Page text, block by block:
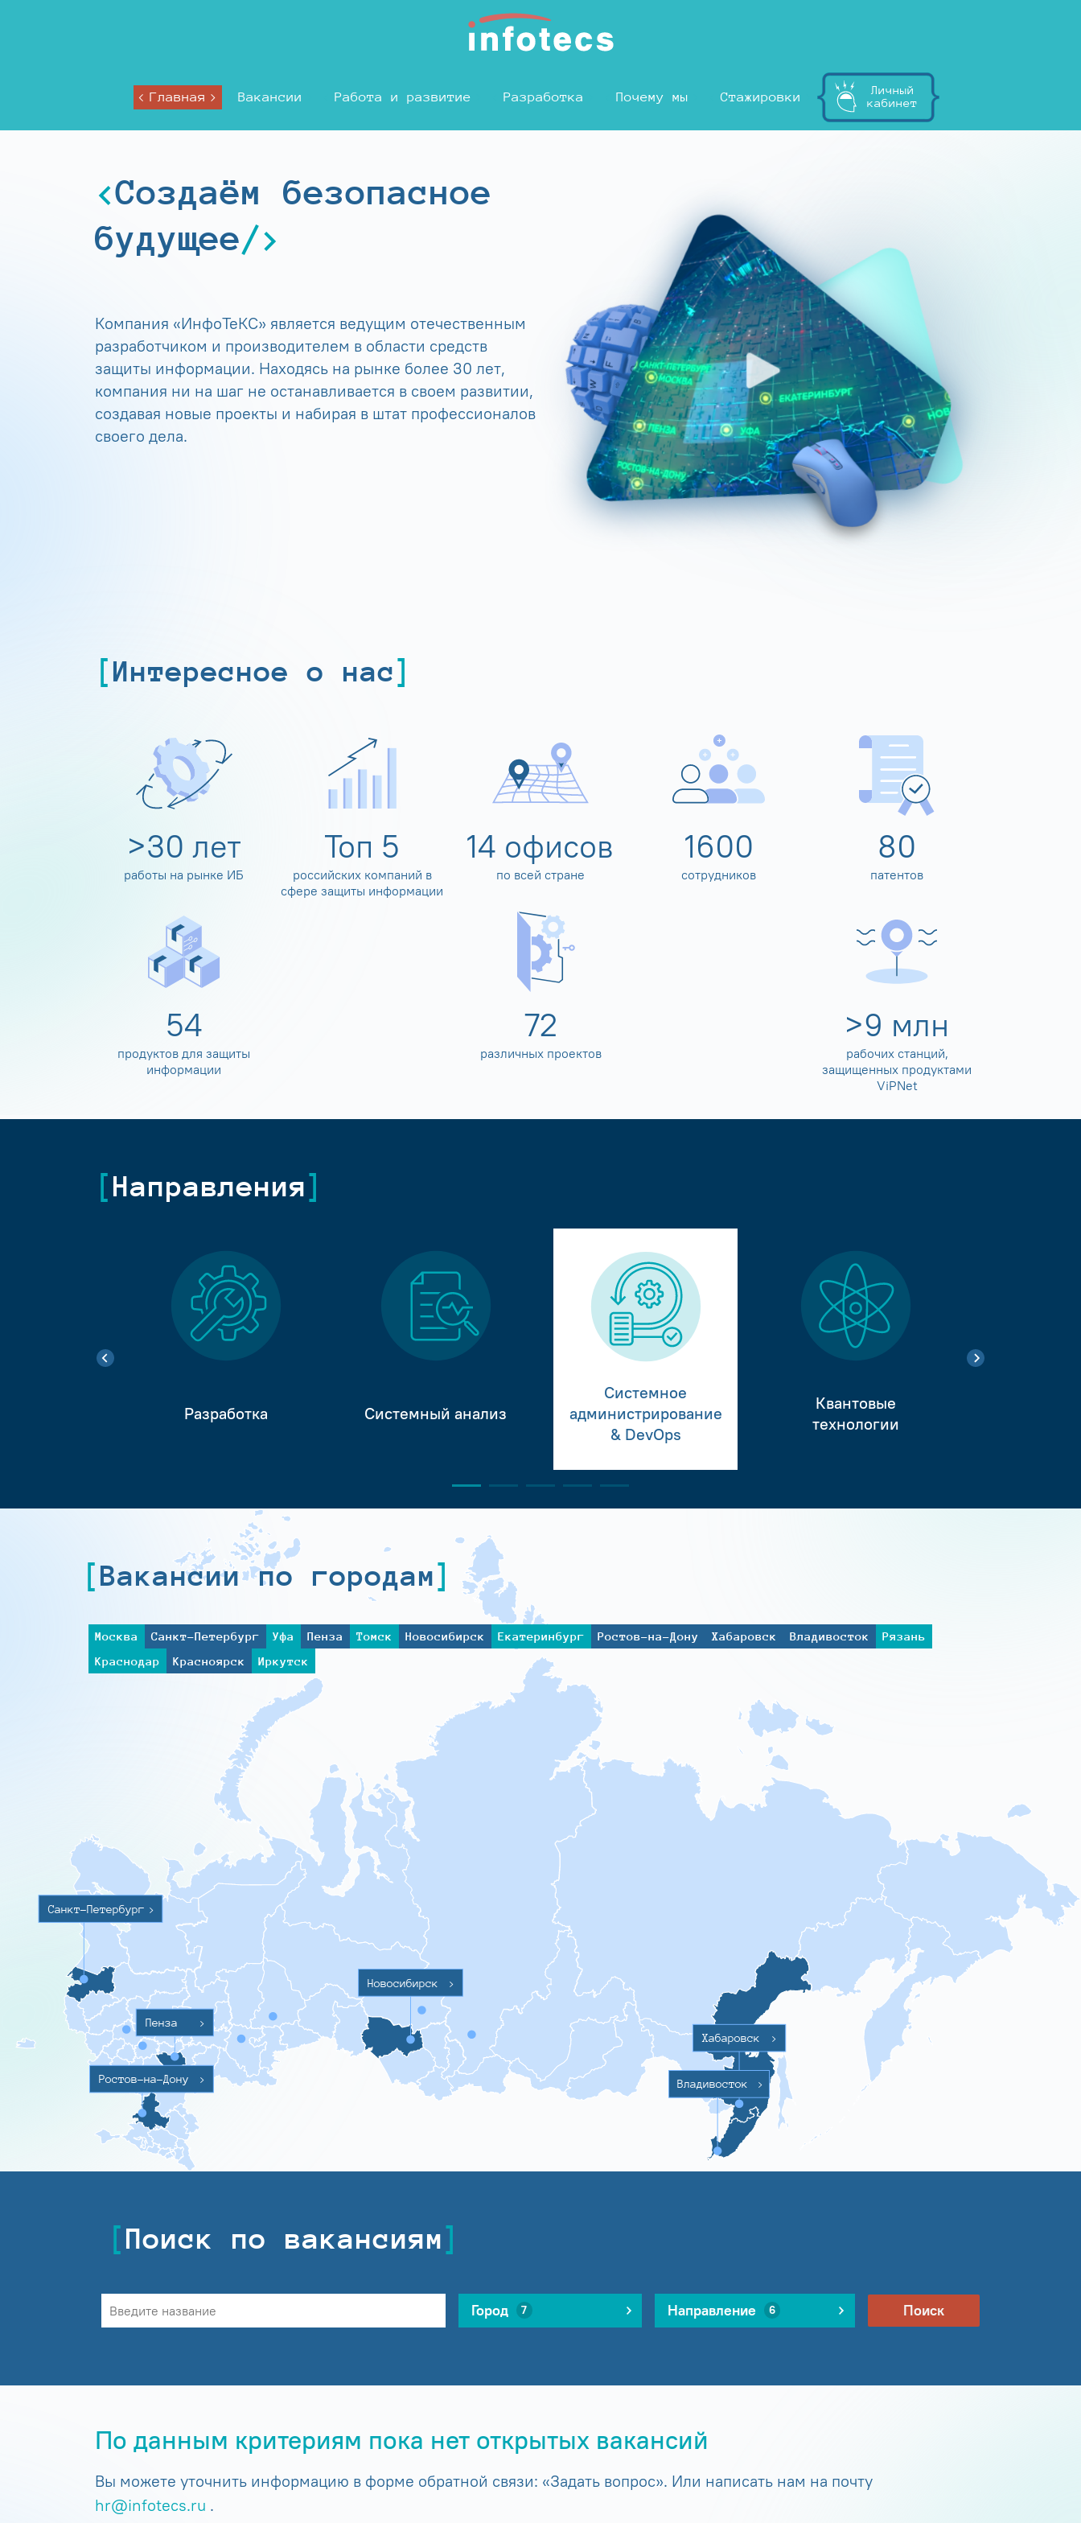
Главная Вакансии Работа и развитие Разработка Почему мы Стажировки
Личный
кабинет
Создаём безопасное
будущее
Компания «ИнфоТеКС» является ведущим отечественным
разработчиком и производителем в области средств
защиты информации. Находясь на рынке более 30 лет,
компания ни на шаг не останавливается в своем развитии,
создавая новые проекты и набирая в штат профессионалов
своего дела.
Интересное о нас
>30 лет
работы на рынке ИБ
Топ 5
российских компаний в
сфере защиты информации
14 офисов
по всей стране
1600
сотрудников
80
патентов
60
продуктов для защиты
информации
80
различных проектов
>10 млн
рабочих станций,
защищенных продуктами
ViPNet
Направления
Разработка Системный анализ
Системное
администрирование
& DevOps
Квантовые
технологии
Вакансии по городам
Москва Санкт-Петербург Уфа Пенза Томск Новосибирск Екатеринбург Ростов-на-Дону Хабаровск Владивосток
Рязань
Краснодар
Красноярск Иркутск
Санкт-Петербург >
Ростов-на-Дону >
Пенза >
Новосибирск >
Хабаровск >
Владивосток >
Поиск по вакансиям
Город 7 Направление 6 Поиск
По данным критериям пока нет открытых вакансий
Вы можете уточнить информацию в форме обратной связи: «Задать вопрос». Или написать нам на почту
hr@infotecs.ru .